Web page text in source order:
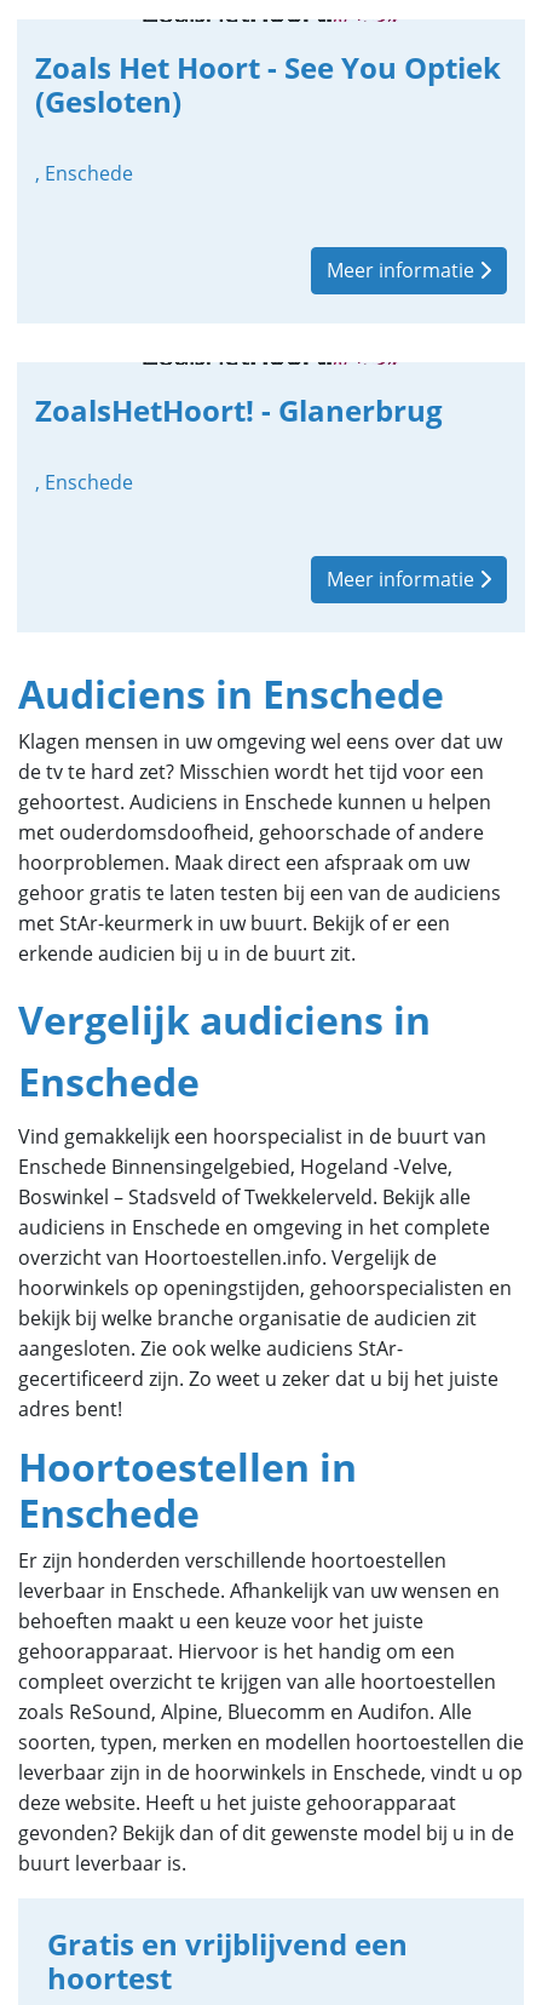
Zoals Het Hoort - See You Optiek
(Gesloten)
, Enschede
Meer informatie
ZoalsHetHoort! - Glanerbrug
, Enschede
Meer informatie
Audiciens in Enschede
Klagen mensen in uw omgeving wel eens over dat uw
de tv te hard zet? Misschien wordt het tijd voor een
gehoortest. Audiciens in Enschede kunnen u helpen
met ouderdomsdoofheid, gehoorschade of andere
hoorproblemen. Maak direct een afspraak om uw
gehoor gratis te laten testen bij een van de audiciens
met StAr-keurmerk in uw buurt. Bekijk of er een
erkende audicien bij u in de buurt zit.
Vergelijk audiciens in
Enschede
Vind gemakkelijk een hoorspecialist in de buurt van
Enschede Binnensingelgebied, Hogeland -Velve,
Boswinkel – Stadsveld of Twekkelerveld. Bekijk alle
audiciens in Enschede en omgeving in het complete
overzicht van Hoortoestellen.info. Vergelijk de
hoorwinkels op openingstijden, gehoorspecialisten en
bekijk bij welke branche organisatie de audicien zit
aangesloten. Zie ook welke audiciens StAr-
gecertificeerd zijn. Zo weet u zeker dat u bij het juiste
adres bent!
Hoortoestellen in
Enschede
Er zijn honderden verschillende hoortoestellen
leverbaar in Enschede. Afhankelijk van uw wensen en
behoeften maakt u een keuze voor het juiste
gehoorapparaat. Hiervoor is het handig om een
compleet overzicht te krijgen van alle hoortoestellen
zoals ReSound, Alpine, Bluecomm en Audifon. Alle
soorten, typen, merken en modellen hoortoestellen die
leverbaar zijn in de hoorwinkels in Enschede, vindt u op
deze website. Heeft u het juiste gehoorapparaat
gevonden? Bekijk dan of dit gewenste model bij u in de
buurt leverbaar is.
Gratis en vrijblijvend een
hoortest